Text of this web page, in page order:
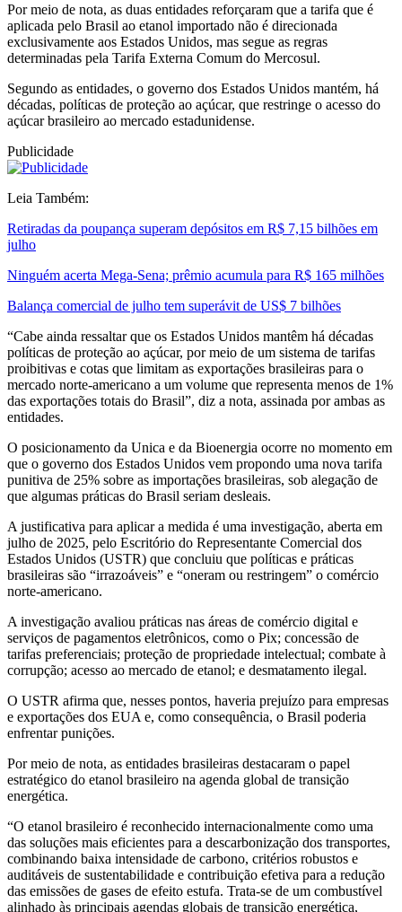
Por meio de nota, as duas entidades reforçaram que a tarifa que é
aplicada pelo Brasil ao etanol importado não é direcionada
exclusivamente aos Estados Unidos, mas segue as regras
determinadas pela Tarifa Externa Comum do Mercosul.
Segundo as entidades, o governo dos Estados Unidos mantém, há
décadas, políticas de proteção ao açúcar, que restringe o acesso do
açúcar brasileiro ao mercado estadunidense.
Publicidade
Leia Também:
Retiradas da poupança superam depósitos em R$ 7,15 bilhões em
julho
Ninguém acerta Mega-Sena; prêmio acumula para R$ 165 milhões
Balança comercial de julho tem superávit de US$ 7 bilhões
“Cabe ainda ressaltar que os Estados Unidos mantêm há décadas
políticas de proteção ao açúcar, por meio de um sistema de tarifas
proibitivas e cotas que limitam as exportações brasileiras para o
mercado norte-americano a um volume que representa menos de 1%
das exportações totais do Brasil”, diz a nota, assinada por ambas as
entidades.
O posicionamento da Unica e da Bioenergia ocorre no momento em
que o governo dos Estados Unidos vem propondo uma nova tarifa
punitiva de 25% sobre as importações brasileiras, sob alegação de
que algumas práticas do Brasil seriam desleais.
A justificativa para aplicar a medida é uma investigação, aberta em
julho de 2025, pelo Escritório do Representante Comercial dos
Estados Unidos (USTR) que concluiu que políticas e práticas
brasileiras são “irrazoáveis” e “oneram ou restringem” o comércio
norte-americano.
A investigação avaliou práticas nas áreas de comércio digital e
serviços de pagamentos eletrônicos, como o Pix; concessão de
tarifas preferenciais; proteção de propriedade intelectual; combate à
corrupção; acesso ao mercado de etanol; e desmatamento ilegal.
O USTR afirma que, nesses pontos, haveria prejuízo para empresas
e exportações dos EUA e, como consequência, o Brasil poderia
enfrentar punições.
Por meio de nota, as entidades brasileiras destacaram o papel
estratégico do etanol brasileiro na agenda global de transição
energética.
“O etanol brasileiro é reconhecido internacionalmente como uma
das soluções mais eficientes para a descarbonização dos transportes,
combinando baixa intensidade de carbono, critérios robustos e
auditáveis de sustentabilidade e contribuição efetiva para a redução
das emissões de gases de efeito estufa. Trata-se de um combustível
alinhado às principais agendas globais de transição energética,